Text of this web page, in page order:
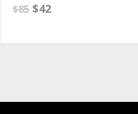
$85 Pierwotna
$85.
$42Aktualna
$42.